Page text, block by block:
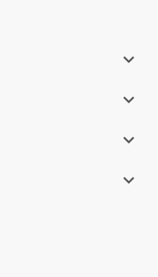



